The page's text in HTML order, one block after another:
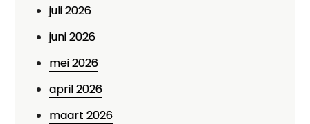
juli 2026
juni 2026
mei 2026
april 2026
maart 2026